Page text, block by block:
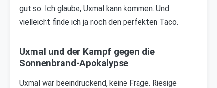
gut so. Ich glaube, Uxmal kann kommen. Und
vielleicht finde ich ja noch den perfekten Taco.
Uxmal und der Kampf gegen die
Sonnenbrand-Apokalypse
Uxmal war beeindruckend, keine Frage. Riesige